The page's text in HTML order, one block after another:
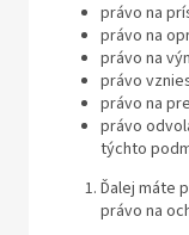
právo na
právo na
právo na
právo
právo na
právo
týchto
Ďalej máte
právo na